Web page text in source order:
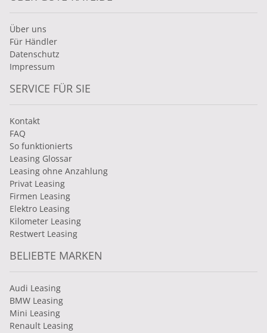
Über uns
Für Händler
Datenschutz
Impressum
SERVICE FÜR SIE
Kontakt
FAQ
So funktionierts
Leasing Glossar
Leasing ohne Anzahlung
Privat Leasing
Firmen Leasing
Elektro Leasing
Kilometer Leasing
Restwert Leasing
BELIEBTE MARKEN
Audi Leasing
BMW Leasing
Mini Leasing
Renault Leasing